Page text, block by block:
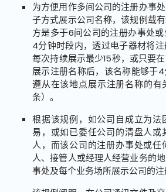
为方便用作多间公司的注册办事
子方式展示公司名称，该规例载
方是多于6间公司的注册办事处
4分钟时段内，透过电子器材将注
每次持续展示最少15秒，或只要
展示注册名称后，该名称能够于
遵从在该地点展示注册名称的
条）。
根据该规例，如公司自成立为法
易，或如已委任公司的清盘人或
人，而该公司的注册办事处或
人、接管人或经理人经营业务的
事处及每个业务场所展示公司的注